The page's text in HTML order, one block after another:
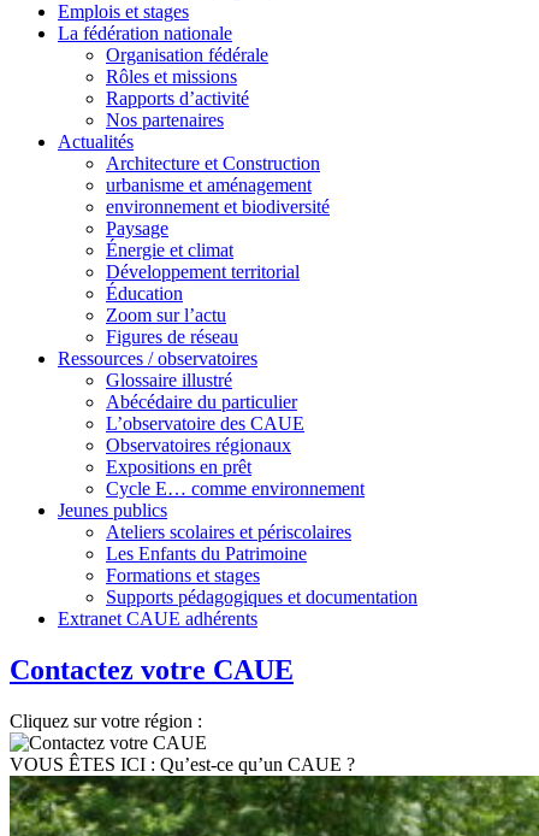
Emplois et stages
La fédération nationale
Organisation fédérale
Rôles et missions
Rapports d’activité
Nos partenaires
Actualités
Architecture et Construction
urbanisme et aménagement
environnement et biodiversité
Paysage
Énergie et climat
Développement territorial
Éducation
Zoom sur l’actu
Figures de réseau
Ressources / observatoires
Glossaire illustré
Abécédaire du particulier
L’observatoire des CAUE
Observatoires régionaux
Expositions en prêt
Cycle E… comme environnement
Jeunes publics
Ateliers scolaires et périscolaires
Les Enfants du Patrimoine
Formations et stages
Supports pédagogiques et documentation
Extranet CAUE adhérents
Contactez votre CAUE
Cliquez sur votre région :
VOUS ÊTES ICI : Qu’est-ce qu’un CAUE ?